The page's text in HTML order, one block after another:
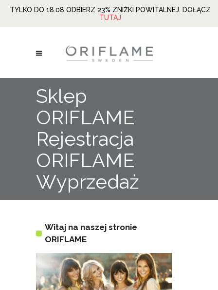
TYLKO DO 18.08 ODBIERZ 23% ZNIŻKI POWITALNEJ. DOŁĄCZ
TUTAJ
Sklep
ORIFLAME
Rejestracja
ORIFLAME
Wyprzedaż
Witaj na naszej stronie
ORIFLAME